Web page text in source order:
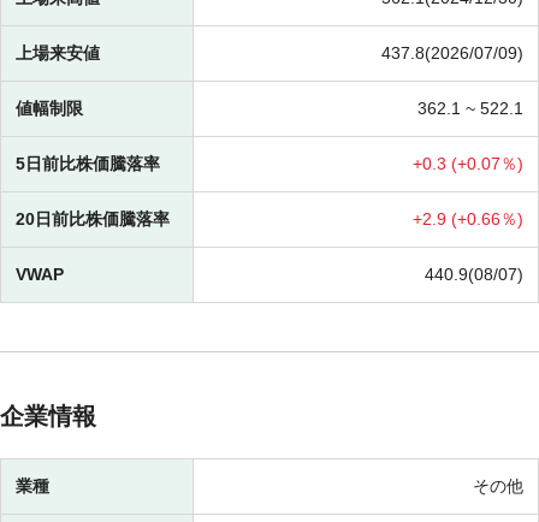
上場来安値 437.8(2026/07/09)
値幅制限 362.1 ~ 522.1
5日前比株価騰落率 +0.3 (+0.07％)
20日前比株価騰落率 +2.9 (+0.66％)
VWAP 440.9(08/07)
企業情報
業種 その他